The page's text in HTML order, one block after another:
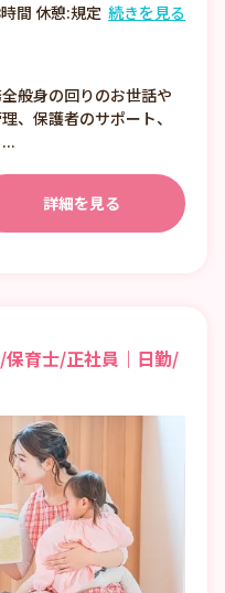
間 休憩:規定 続きを見る
般身の回りのお世話や
、保護者のサポート、
詳細を見る
保育士/正社員｜日勤/